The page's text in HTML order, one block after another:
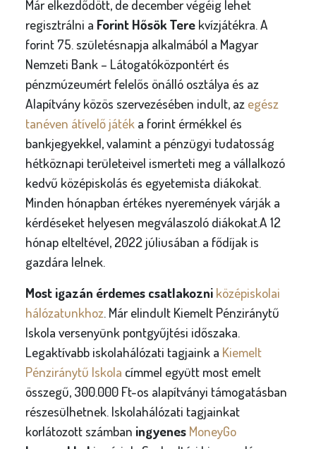
Már elkezdődött, de december végéig lehet
regisztrálni a Forint Hősök Terekvízjátékra. A
forint 75. születésnapja alkalmából a Magyar
Nemzeti Bank – Látogatóközpontért és
pénzmúzeumért felelős önálló osztálya és az
Alapítvány közös szervezésében indult, az egész
tanéven átívelő játéka forint érmékkel és
bankjegyekkel, valamint a pénzügyi tudatosság
hétköznapi területeivel ismerteti meg a vállalkozó
kedvű középiskolás és egyetemista diákokat.
Minden hónapban értékes nyeremények várják a
kérdéseket helyesen megválaszoló diákokat.A 12
hónap elteltével, 2022 júliusában a fődíjak is
gazdára lelnek.
Most igazán érdemes csatlakozni középiskolai
hálózatunkhoz. Már elindult Kiemelt Pénziránytű
Iskola versenyünk pontgyűjtési időszaka.
Legaktívabb iskolahálózati tagjaink a Kiemelt
Pénziránytű Iskola címmel együtt most emelt
összegű, 300.000 Ft-os alapítványi támogatásban
részesülhetnek. Iskolahálózati tagjainkat
korlátozott számban ingyenes MoneyGo